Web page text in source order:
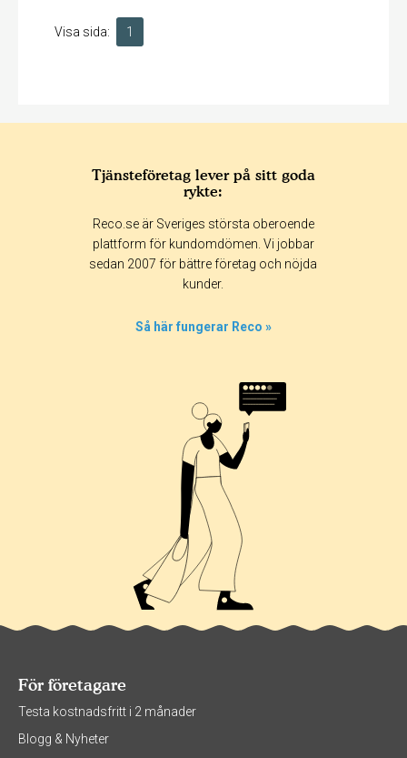
Visa sida: 1
Tjänsteföretag lever på sitt goda
rykte:
Reco.se är Sveriges största oberoende
plattform för kundomdömen. Vi jobbar
sedan 2007 för bättre företag och nöjda
kunder.
Så här fungerar Reco »
För företagare
Testa kostnadsfritt i 2 månader
Blogg & Nyheter